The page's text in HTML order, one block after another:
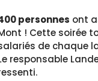
personnes ont
! Cette soirée
de chaque
responsable